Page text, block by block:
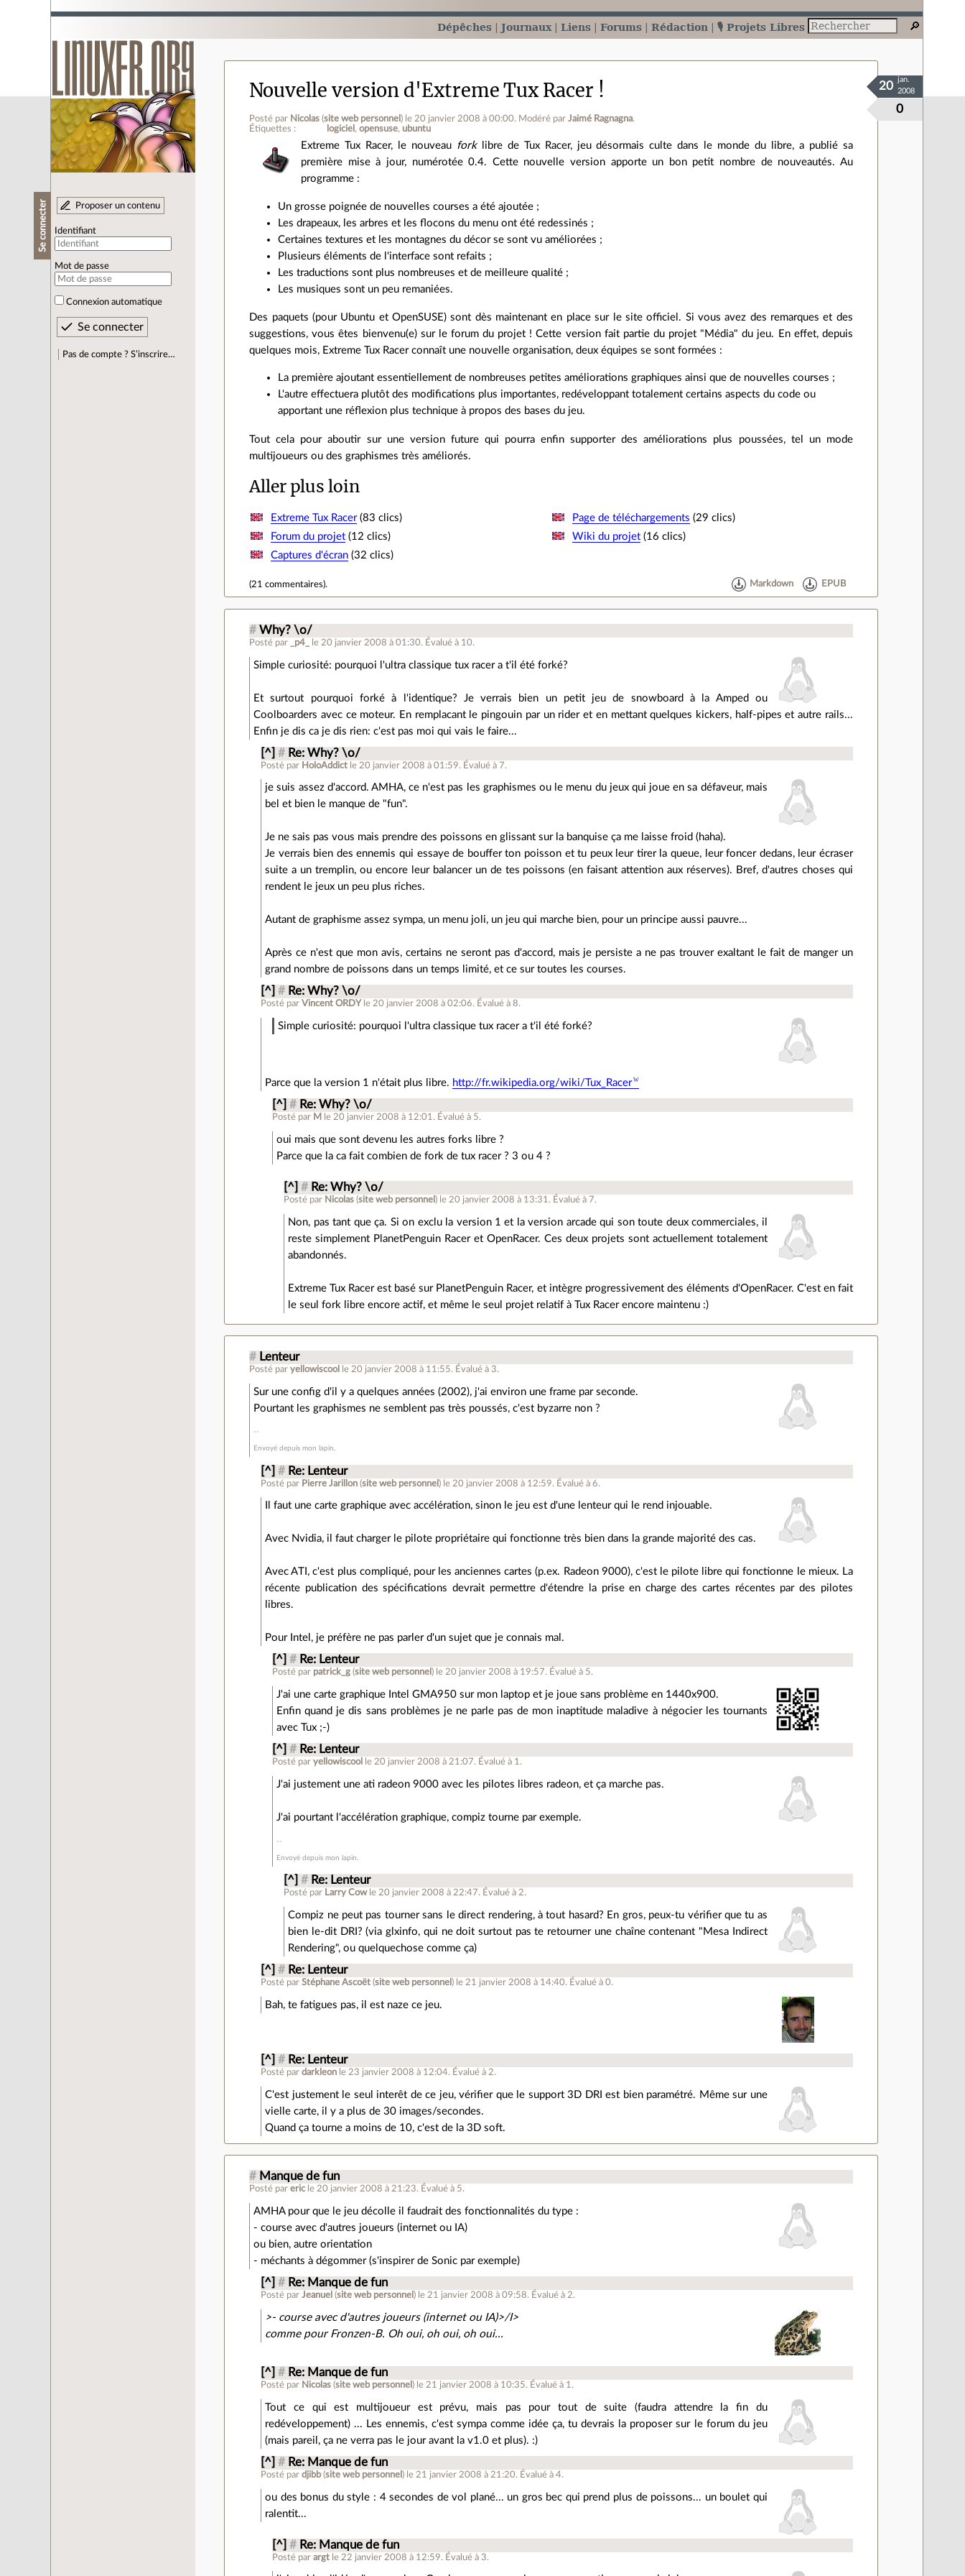
Dépêches Journaux Liens Forums Rédaction 🎙️ Projets Libres
Se connecter Proposer un contenu
Identifiant
Mot de passe
Connexion automatique
Pas de compte ? S’inscrire…
Nouvelle version d'Extreme Tux Racer !
Posté par Nicolas (site web personnel ) le 20 janvier 2008 à 00:00. Modéré parJaimé Ragnagna.
Étiquettes :
logiciel opensuse ubuntu
0
20
jan.
2008
Extreme Tux Racer, le nouveau forklibre de Tux Racer, jeu désormais culte dans le monde du libre, a publié sa
première mise à jour, numérotée 0.4. Cette nouvelle version apporte un bon petit nombre de nouveautés. Au
programme :
Un grosse poignée de nouvelles courses a été ajoutée ;
Les drapeaux, les arbres et les flocons du menu ont été redessinés ;
Certaines textures et les montagnes du décor se sont vu améliorées ;
Plusieurs éléments de l'interface sont refaits ;
Les traductions sont plus nombreuses et de meilleure qualité ;
Les musiques sont un peu remaniées.
Des paquets (pour Ubuntu et OpenSUSE) sont dès maintenant en place sur le site officiel. Si vous avez des remarques et des
suggestions, vous êtes bienvenu(e) sur le forum du projet ! Cette version fait partie du projet "Média" du jeu. En effet, depuis
quelques mois, Extreme Tux Racer connaît une nouvelle organisation, deux équipes se sont formées :
La première ajoutant essentiellement de nombreuses petites améliorations graphiques ainsi que de nouvelles courses ;
L'autre effectuera plutôt des modifications plus importantes, redéveloppant totalement certains aspects du code ou
apportant une réflexion plus technique à propos des bases du jeu.
Tout cela pour aboutir sur une version future qui pourra enfin supporter des améliorations plus poussées, tel un mode
multijoueurs ou des graphismes très améliorés.
Aller plus loin
Extreme Tux Racer(83 clics) Page de téléchargements (29 clics)
Forum du projet(12 clics) Wiki du projet (16 clics)
Captures d'écran(32 clics)
(21 commentaires). Markdown EPUB
# Why? \o/
Posté par _p4_ le 20 janvier 2008 à 01:30. Évalué à 10.
Simple curiosité: pourquoi l'ultra classique tux racer a t'il été forké?
Et surtout pourquoi forké à l'identique? Je verrais bien un petit jeu de snowboard à la Amped ou
Coolboarders avec ce moteur. En remplacant le pingouin par un rider et en mettant quelques kickers, half-pipes et autre rails...
Enfin je dis ca je dis rien: c'est pas moi qui vais le faire...
[^] # Re: Why? \o/
Posté par HoloAddict le 20 janvier 2008 à 01:59. Évalué à7.
je suis assez d'accord. AMHA, ce n'est pas les graphismes ou le menu du jeux qui joue en sa défaveur, mais
bel et bien le manque de "fun".
Je ne sais pas vous mais prendre des poissons en glissant sur la banquise ça me laisse froid (haha).
Je verrais bien des ennemis qui essaye de bouffer ton poisson et tu peux leur tirer la queue, leur foncer dedans, leur écraser
suite a un tremplin, ou encore leur balancer un de tes poissons (en faisant attention aux réserves). Bref, d'autres choses qui
rendent le jeux un peu plus riches.
Autant de graphisme assez sympa, un menu joli, un jeu qui marche bien, pour un principe aussi pauvre...
Après ce n'est que mon avis, certains ne seront pas d'accord, mais je persiste a ne pas trouver exaltant le fait de manger un
grand nombre de poissons dans un temps limité, et ce sur toutes les courses.
[^] # Re: Why? \o/
Posté par Vincent ORDY le 20 janvier 2008 à 02:06. Évalué à8.
Simple curiosité: pourquoi l'ultra classique tux racer a t'il été forké?
Parce que la version 1 n'était plus libre. http://fr.wikipedia.org/wiki/Tux_Racer
[^] # Re: Why? \o/
Posté par M le 20 janvier 2008 à 12:01 . Évalué à 5.
oui mais que sont devenu les autres forks libre ?
Parce que la ca fait combien de fork de tux racer ? 3 ou 4 ?
[^] # Re: Why? \o/
Posté par Nicolas (site web personnel ) le 20 janvier 2008 à 13:31 . Évalué à7.
Non, pas tant que ça. Si on exclu la version 1 et la version arcade qui son toute deux commerciales, il
reste simplement PlanetPenguin Racer et OpenRacer. Ces deux projets sont actuellement totalement
abandonnés.
Extreme Tux Racer est basé sur PlanetPenguin Racer, et intègre progressivement des éléments d'OpenRacer. C'est en fait
le seul fork libre encore actif, et même le seul projet relatif à Tux Racer encore maintenu :)
# Lenteur
Posté paryellowiscool le 20 janvier 2008 à 11:55. Évalué à 3.
Sur une config d'il y a quelques années (2002), j'ai environ une frame par seconde.
Pourtant les graphismes ne semblent pas très poussés, c'est byzarre non ?
Envoyé depuis mon lapin.
[^] # Re: Lenteur
Posté par Pierre Jarillon (site web personnel ) le 20 janvier 2008 à 12:59. Évalué à6.
Il faut une carte graphique avec accélération, sinon le jeu est d'une lenteur qui le rend injouable.
Avec Nvidia, il faut charger le pilote propriétaire qui fonctionne très bien dans la grande majorité des cas.
Avec ATI, c'est plus compliqué, pour les anciennes cartes (p.ex. Radeon 9000), c'est le pilote libre qui fonctionne le mieux. La
récente publication des spécifications devrait permettre d'étendre la prise en charge des cartes récentes par des pilotes
libres.
Pour Intel, je préfère ne pas parler d'un sujet que je connais mal.
[^] # Re: Lenteur
Posté par patrick_g (site web personnel ) le 20 janvier 2008 à 19:57. Évalué à 5.
J'ai une carte graphique Intel GMA950 sur mon laptop et je joue sans problème en 1440x900.
Enfin quand je dis sans problèmes je ne parle pas de mon inaptitude maladive à négocier les tournants
avec Tux ;-)
[^] # Re: Lenteur
Posté paryellowiscool le 20 janvier 2008 à 21:07. Évalué à 1 .
J'ai justement une ati radeon 9000 avec les pilotes libres radeon, et ça marche pas.
J'ai pourtant l'accélération graphique, compiz tourne par exemple.
Envoyé depuis mon lapin.
[^] # Re: Lenteur
Posté par Larry Cow le 20 janvier 2008 à 22:47. Évalué à 2.
Compiz ne peut pas tourner sans le direct rendering, à tout hasard? En gros, peux-tu vérifier que tu as
bien le-dit DRI? (via glxinfo, qui ne doit surtout pas te retourner une chaîne contenant "Mesa Indirect
Rendering", ou quelquechose comme ça)
[^] # Re: Lenteur
Posté parStéphane Ascoët (site web personnel ) le 21 janvier 2008 à 14:40. Évalué à0.
Bah, te fatigues pas, il est naze ce jeu.
[^] # Re: Lenteur
Posté pardarkleon le 23 janvier 2008 à 12:04. Évalué à 2.
C'est justement le seul interêt de ce jeu, vérifier que le support 3D DRI est bien paramétré. Même sur une
vielle carte, il y a plus de 30 images/secondes.
Quand ça tourne a moins de 10, c'est de la 3D soft.
# Manque de fun
Posté pareric le 20 janvier 2008 à 21:23. Évalué à 5.
AMHA pour que le jeu décolle il faudrait des fonctionnalités du type :
- course avec d'autres joueurs (internet ou IA)
ou bien, autre orientation
- méchants à dégommer (s'inspirer de Sonic par exemple)
[^] # Re: Manque de fun
Posté parJeanuel (site web personnel ) le 21 janvier 2008 à 09:58. Évalué à 2.
>- course avec d'autres joueurs (internet ou IA)>/I>
comme pour Fronzen-B. Oh oui, oh oui, oh oui...
[^] # Re: Manque de fun
Posté par Nicolas (site web personnel ) le 21 janvier 2008 à 10:35. Évalué à 1 .
Tout ce qui est multijoueur est prévu, mais pas pour tout de suite (faudra attendre la fin du
redéveloppement) ... Les ennemis, c'est sympa comme idée ça, tu devrais la proposer sur le forum du jeu
(mais pareil, ça ne verra pas le jour avant la v1.0 et plus). :)
[^] # Re: Manque de fun
Posté pardjibb(site web personnel ) le 21 janvier 2008 à 21:20. Évalué à4.
ou des bonus du style : 4 secondes de vol plané... un gros bec qui prend plus de poissons... un boulet qui
ralentit...
[^] # Re: Manque de fun
Posté parargt le 22 janvier 2008 à 12:59. Évalué à 3.